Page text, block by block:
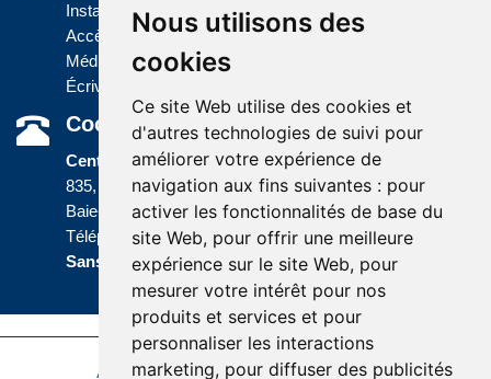
Nous utilisons des
cookies
Ce site Web utilise des cookies et
d'autres technologies de suivi pour
améliorer votre expérience de
navigation aux fins suivantes : pour
activer les fonctionnalités de base du
site Web, pour offrir une meilleure
expérience sur le site Web, pour
mesurer votre intérêt pour nos
produits et services et pour
personnaliser les interactions
marketing, pour diffuser des publicités
Installations
Accès à l'information
Médias
Écrivez-nous
Coordonnées
Centre administratif
835, boulevard Jolliet
Baie-Comeau (Québec) G5C 1P5
Téléphone :418 589-9845 ou
Sans frais : 1 800 463-5142
Accessibilité Plan du site Politique de confidentialité